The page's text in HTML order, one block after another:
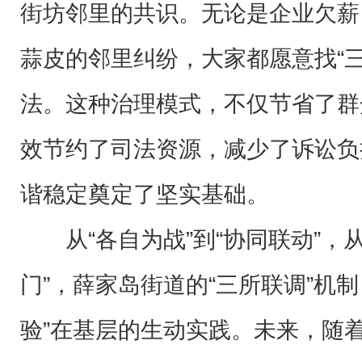
街坊邻里的共识。无论是企业欠
蒜皮的邻里纠纷，大家都愿意找“
法。这种治理模式，不仅节省了
效节约了司法资源，减少了诉讼
谐稳定奠定了坚实基础。
从“各自为战”到“协同联动”，
门”，薛家岛街道的“三所联调”机
验”在基层的生动实践。未来，随